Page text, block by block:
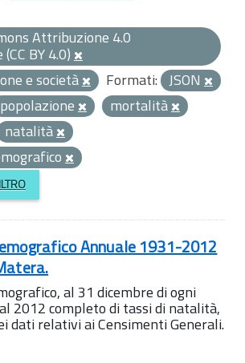
Attribuzione 4.0
BY 4.0)
e società Formati: JSON
popolazione
mortalità
natalità
Annuale 1931-2012
al 31 dicembre di ogni
2012 completo di tassi di natalità,
dati relativi ai Censimenti Generali.